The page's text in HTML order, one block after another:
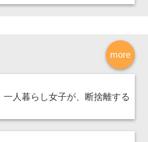
more
一人暮らし女子が、断捨離する